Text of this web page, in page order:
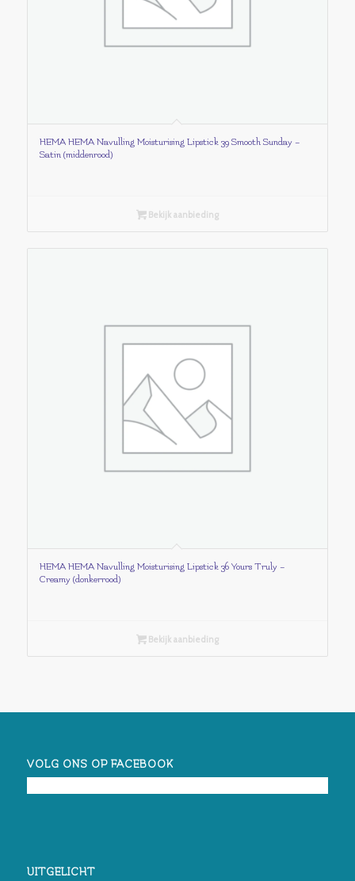
HEMA HEMA Navulling Moisturising Lipstick 39 Smooth Sunday –
Satin (middenrood)
Bekijk aanbieding
HEMA HEMA Navulling Moisturising Lipstick 36 Yours Truly –
Creamy (donkerrood)
Bekijk aanbieding
VOLG ONS OP FACEBOOK
UITGELICHT